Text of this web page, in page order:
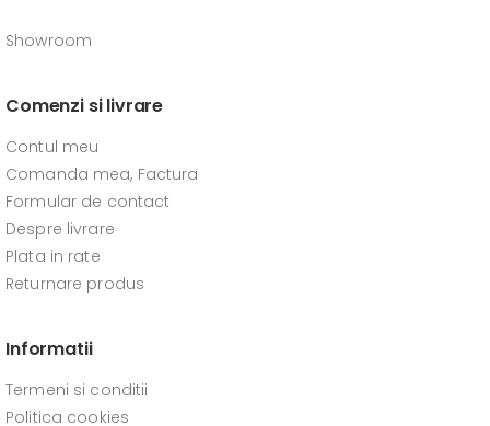
Showroom
Comenzi si livrare
Contul meu
Comanda mea, Factura
Formular de contact
Despre livrare
Plata in rate
Returnare produs
Informatii
Termeni si conditii
Politica cookies